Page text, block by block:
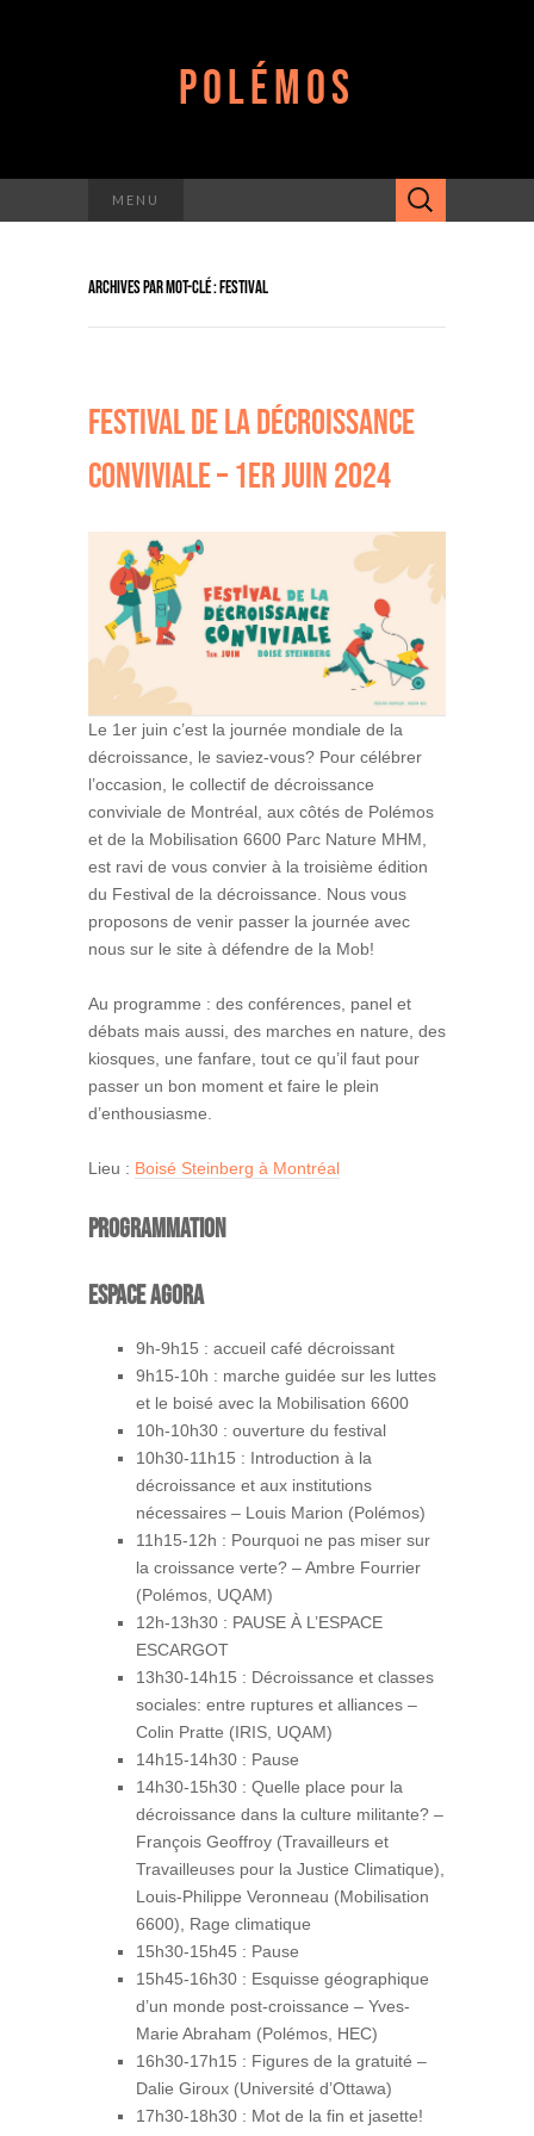
POLÉMOS
MENU Rechercher :
ARCHIVES PAR MOT-CLÉ : FESTIVAL
FESTIVAL DE LA DÉCROISSANCE
CONVIVIALE – 1ER JUIN 2024
Le 1er juin c’est la journée mondiale de la
décroissance, le saviez-vous? Pour célébrer
l’occasion, le collectif de décroissance
conviviale de Montréal, aux côtés de Polémos
et de la Mobilisation 6600 Parc Nature MHM,
est ravi de vous convier à la troisième édition
du Festival de la décroissance. Nous vous
proposons de venir passer la journée avec
nous sur le site à défendre de la Mob!
Au programme : des conférences, panel et
débats mais aussi, des marches en nature, des
kiosques, une fanfare, tout ce qu’il faut pour
passer un bon moment et faire le plein
d’enthousiasme.
Lieu : Boisé Steinberg à Montréal
Programmation
ESPACE AGORA
9h-9h15 : accueil café décroissant
9h15-10h : marche guidée sur les luttes
et le boisé avec la Mobilisation 6600
10h-10h30 : ouverture du festival
10h30-11h15 : Introduction à la
décroissance et aux institutions
nécessaires – Louis Marion (Polémos)
11h15-12h : Pourquoi ne pas miser sur
la croissance verte? – Ambre Fourrier
(Polémos, UQAM)
12h-13h30 : PAUSE À L’ESPACE
ESCARGOT
13h30-14h15 : Décroissance et classes
sociales: entre ruptures et alliances –
Colin Pratte (IRIS, UQAM)
14h15-14h30 : Pause
14h30-15h30 : Quelle place pour la
décroissance dans la culture militante? –
François Geoffroy (Travailleurs et
Travailleuses pour la Justice Climatique),
Louis-Philippe Veronneau (Mobilisation
6600), Rage climatique
15h30-15h45 : Pause
15h45-16h30 : Esquisse géographique
d’un monde post-croissance – Yves-
Marie Abraham (Polémos, HEC)
16h30-17h15 : Figures de la gratuité –
Dalie Giroux (Université d’Ottawa)
17h30-18h30 : Mot de la fin et jasette!